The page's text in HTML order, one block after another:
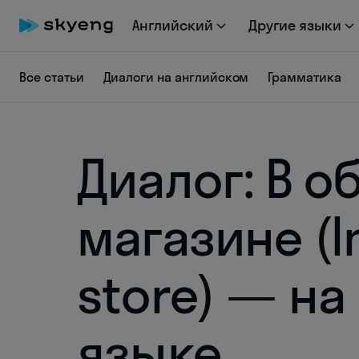
Английский Другие языки
Все статьи Диалоги на английском Грамматика
Диалог: В
магазине
store) — на